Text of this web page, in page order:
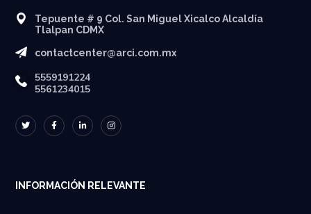
Tepuente # 9 Col. San Miguel Xicalco Alcaldía
Tlalpan CDMX
contactcenter@arci.com.mx
5559191224
5561234015
INFORMACIÓN RELEVANTE